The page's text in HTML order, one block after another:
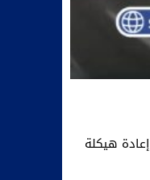
هيكلة